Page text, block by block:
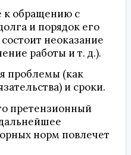
обращению с
и порядок его
неоказание
работы и т. д.).
проблемы (как
и сроки.
претензионный
норм повлечет